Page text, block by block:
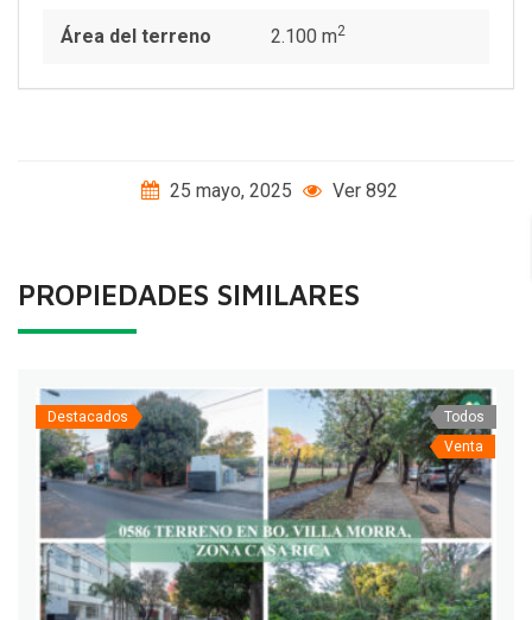
Área del terreno 2.100 m2
25 mayo, 2025 Ver 892
PROPIEDADES SIMILARES
Destacados
Todos
Venta